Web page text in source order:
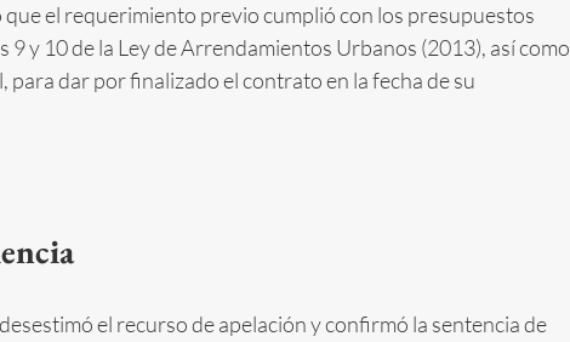
que el requerimiento previo cumplió con los presupuestos
9 y 10 de la Ley de Arrendamientos Urbanos (2013), así como
dar por finalizado el contrato en la fecha de su
el recurso de apelación y confirmó la sentencia de